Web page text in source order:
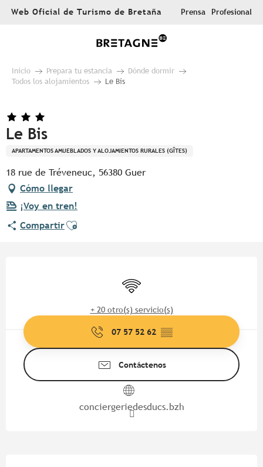
AllerWeb Oficial de Turismo de Bretaña Prensa Profesional
Inicio Prepara tu estancia
Dónde dormir
Todos los alojamientos
Le Bis
Le Bis
APARTAMENTOS AMUEBLADOS Y ALOJAMIENTOS RURALES (GÎTES)
18 rue de Tréveneuc, 56380 Guer
Cómo llegar
¡Voy en tren!
CompartirAjouter aux favoris
Wifi
+ 20 otro(s) servicio(s)
07 57 52 62 ▒▒
Contáctenos
conciergeriedesducs.bzh